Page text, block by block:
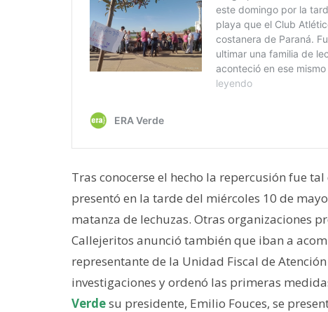
Tras conocerse el hecho la repercusión fue
presentó en la tarde del miércoles 10 de
matanza de lechuzas. Otras organizaciones
Callejeritos anunció también que iban a
representante de la Unidad Fiscal de
investigaciones y ordenó las primeras
Verdesu presidente, Emilio Fouces, se